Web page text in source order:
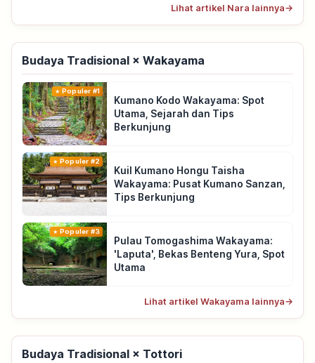
Lihat artikel Nara lainnya→
Budaya Tradisional × Wakayama
Populer #1
Kumano Kodo Wakayama: Spot
Utama, Sejarah dan Tips
Berkunjung
Populer #2
Kuil Kumano Hongu Taisha
Wakayama: Pusat Kumano Sanzan,
Tips Berkunjung
Populer #3
Pulau Tomogashima Wakayama:
'Laputa', Bekas Benteng Yura, Spot
Utama
Lihat artikel Wakayama lainnya→
Budaya Tradisional × Tottori